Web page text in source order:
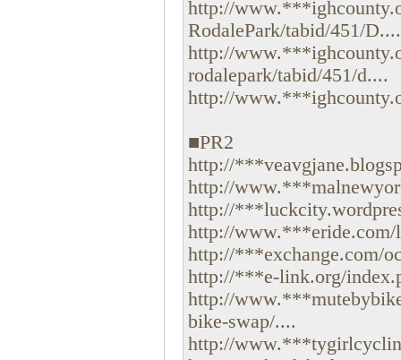
http://
RodalePark/tabid/451/D....
http://
rodalepark/tabid/451/d....
http://
■PR2
http://
http://
http://
http://www.***eride.com/
http://***exchange.com/
http://***e-link.org/
http://
bike-swap/....
http://